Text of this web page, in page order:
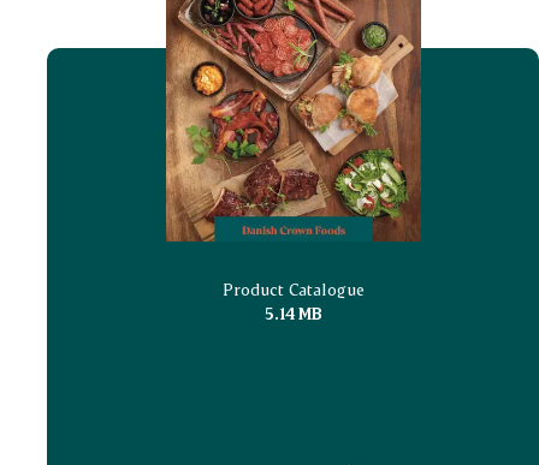
Product Catalogue
5.14 MB